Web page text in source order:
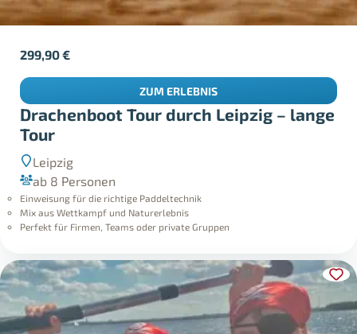
Drachenboot Tour durch Leipzig – lange
Tour
Leipzig
ab 8 Personen
Einweisung für die richtige Paddeltechnik
Mix aus Wettkampf und Naturerlebnis
Perfekt für Firmen, Teams oder private Gruppen
299,90€
ZUM ERLEBNIS